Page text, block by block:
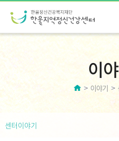
이
이야기
센터이야기